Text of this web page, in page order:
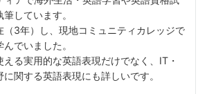
しています。
（3年）し、現地コミュニティカレッジで
でいました。
る実用的な英語表現だけでなく、IT・
関する英語表現にも詳しいです。